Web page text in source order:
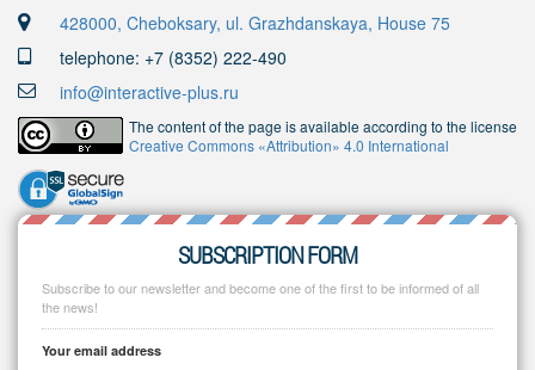
428000, Cheboksary, ul. Grazhdanskaya, House 75
telephone: +7 (8352) 222-490
info@interactive-plus.ru
The content of the page is available according to the license
Creative Commons «Attribution» 4.0 International
SUBSCRIPTION FORM
Subscribe to our newsletter and become one of the first to be informed of all
the news!
Your email address